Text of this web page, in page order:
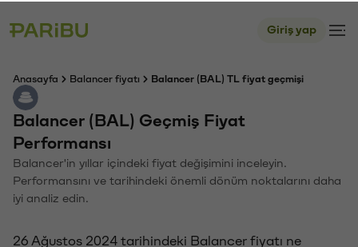
Giriş yap
Anasayfa Balancer fiyatı Balancer (BAL) TL fiyat geçmişi
Balancer (BAL) Geçmiş Fiyat
Performansı
Balancer'in yıllar içindeki fiyat değişimini inceleyin.
Performansını ve tarihindeki önemli dönüm noktalarını daha
iyi analiz edin.
26 Ağustos 2024 tarihindeki Balancer fiyatı ne